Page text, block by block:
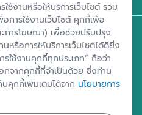
อมเพล็กซ์ ชั้น 25 - 27 เลขที่ 349
ตจตุจักร กรุงเทพฯ 10900
ช้งานหรือให้บริการเว็บไซต์ รวม
การใช้งานเว็บไซต์ คุกกี้เพื่อ
ะการโฆษณา) เพื่อช่วยปรับปรุง
หรือการให้บริการเว็บไซต์ได้ดียิ่ง
ใช้งานคุกกี้ทุกประเภท” ถือว่า
จากคุกกี้ที่จำเป็นด้วย ซึ่งท่าน
คุกกี้เพิ่มเติมได้จาก นโยบายการ